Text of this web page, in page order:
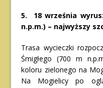
5. 18 września
n.p.m.) – najwyższy
Trasa wycieczki
Śmigłego (700 m
koloru zielonego na
Na Mogielicy po